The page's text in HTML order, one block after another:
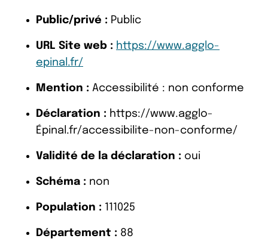
Public/privé : Public
URL Site web : https://www.agglo-
epinal.fr/
Mention : Accessibilité : non conforme
Déclaration : https://www.agglo-
Épinal.fr/accessibilite-non-conforme/
Validité de la déclaration : oui
Schéma : non
Population : 111025
Département : 88